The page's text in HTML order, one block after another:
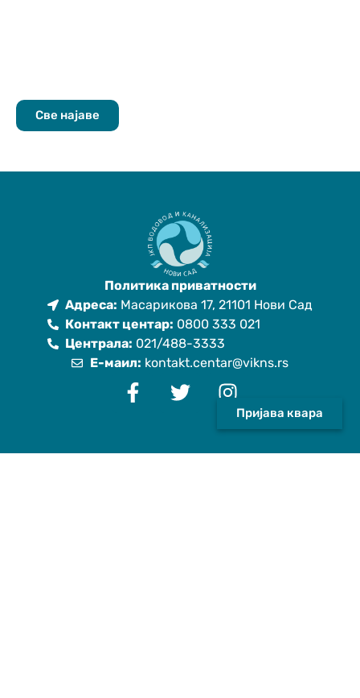
Све најаве
Пријава квара
Политика приватности
Адреса: Масарикова 17, 21101 Нови Сад
Контакт центар: 0800 333 021
Централа: 021/488-3333
Е-маил: kontakt.centar@vikns.rs